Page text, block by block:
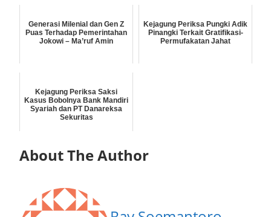
Generasi Milenial dan Gen Z
Puas Terhadap Pemerintahan
Jokowi – Ma’ruf Amin
Kejagung Periksa Pungki Adik
Pinangki Terkait Gratifikasi-
Permufakatan Jahat
Kejagung Periksa Saksi
Kasus Bobolnya Bank Mandiri
Syariah dan PT Danareksa
Sekuritas
About The Author